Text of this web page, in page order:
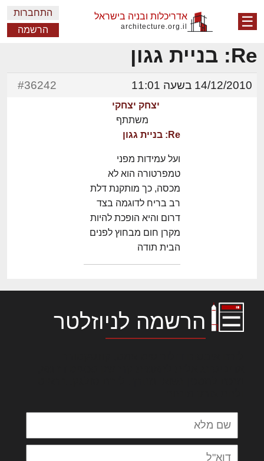
☰ אדריכלות ובניה בישראל
architecture.org.il
התחברות
הרשמה
Re: בניית גגון
14/12/2010 בשעה 11:01 #36242
יצחק יצחקי
משתתף
Re: בניית גגון
ועל עמידות מפני
טמפרטורה הוא לא
מכסה, כך מותקנת דלת
רב בריח לדוגמה בצד
דרום והיא הופכת להיות
מקרן חום מבחוץ לפנים
הבית תודה
הרשמה לניוזלטר